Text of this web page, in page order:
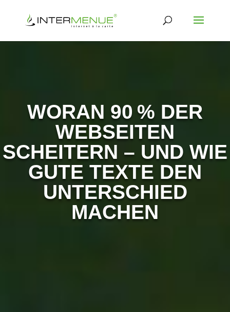
WORAN 90 % DER
WEBSEITEN
SCHEITERN – UND WIE
GUTE TEXTE DEN
UNTERSCHIED
MACHEN